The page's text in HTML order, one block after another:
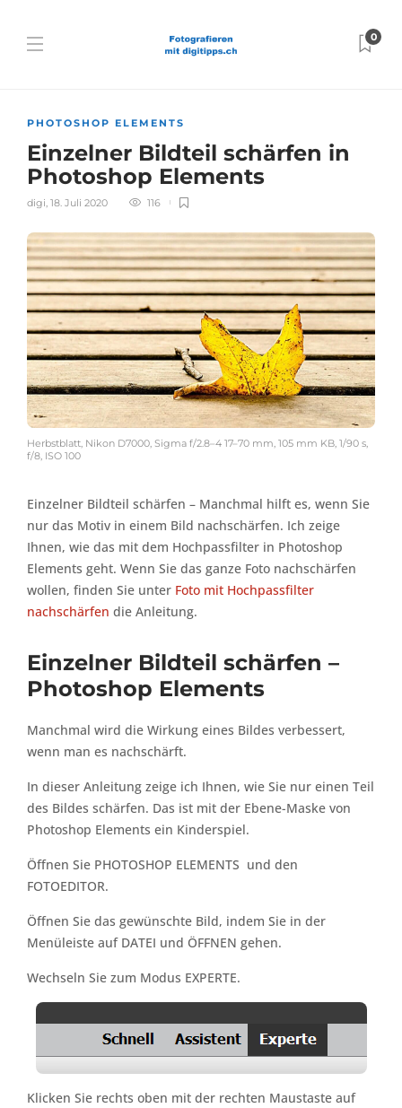
0
PHOTOSHOP ELEMENTS
Einzelner Bildteil schärfen in
Photoshop Elements
digi, 18. Juli 2020 116
Herbstblatt, Nikon D7000, Sigma f/2.8–4 17–70 mm, 105 mm KB, 1/90 s,
f/8, ISO 100
Einzelner Bildteil schärfen – Manchmal hilft es, wenn Sie
nur das Motiv in einem Bild nachschärfen. Ich zeige
Ihnen, wie das mit dem Hochpassfilter in Photoshop
Elements geht. Wenn Sie das ganze Foto nachschärfen
wollen, finden Sie unter Foto mit Hochpassfilter
nachschärfen die Anleitung.
Einzelner Bildteil schärfen –
Photoshop Elements
Manchmal wird die Wirkung eines Bildes verbessert,
wenn man es nachschärft.
In dieser Anleitung zeige ich Ihnen, wie Sie nur einen Teil
des Bildes schärfen. Das ist mit der Ebene-Maske von
Photoshop Elements ein Kinderspiel.
Öffnen Sie PHOTOSHOP ELEMENTS und den
FOTOEDITOR.
Öffnen Sie das gewünschte Bild, indem Sie in der
Menüleiste auf DATEI und ÖFFNEN gehen.
Wechseln Sie zum Modus EXPERTE.
Klicken Sie rechts oben mit der rechten Maustaste auf